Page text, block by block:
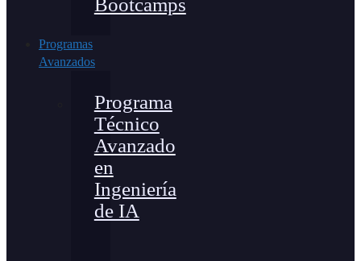
Bootcamps
Programas
Avanzados
Programa
Técnico
Avanzado
en
Ingeniería
de IA